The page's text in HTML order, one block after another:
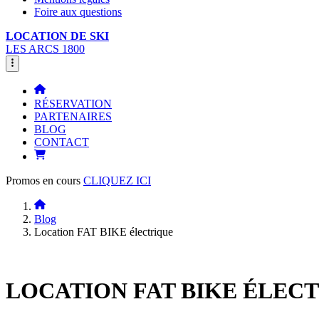
Foire aux questions
LOCATION DE SKI
LES ARCS 1800
RÉSERVATION
PARTENAIRES
BLOG
CONTACT
Promos en cours CLIQUEZ ICI
Blog
Location FAT BIKE électrique
LOCATION FAT BIKE